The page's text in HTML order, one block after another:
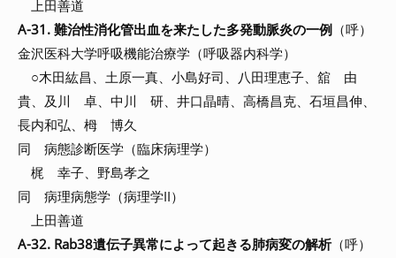
上田善道
A-31. 難治性消化管出血を来たした多発動脈炎の一例 （呼）
金沢医科大学呼吸機能治療学（呼吸器内科学）
○木田紘昌、土原一真、小島好司、八田理恵子、舘 由
貴、及川 卓、中川 研、井口晶晴、高橋昌克、石垣昌伸、
長内和弘、栂 博久
同 病態診断医学（臨床病理学）
梶 幸子、野島孝之
同 病理病態学（病理学II）
上田善道
A-32. Rab38遺伝子異常によって起きる肺病変の解析（呼）